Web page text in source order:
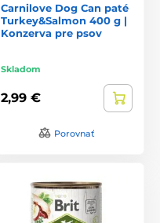
Carnilove Dog Can paté
Turkey&Salmon 400 g |
Konzerva pre psov
Skladom
2,99 €
Porovnať